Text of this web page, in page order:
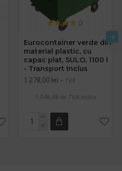
Eurocontainer verde din
material plastic, cu
capac plat, SULO, 1100 l
- Transport Inclus
1.278,00 lei + TVA
1.546,38 lei TVA inclus